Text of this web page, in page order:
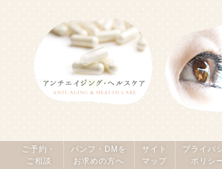
ご予約・
ご相談
パンフ・DMを
お求めの方へ
サイト
マップ
プライバ
ポリシ